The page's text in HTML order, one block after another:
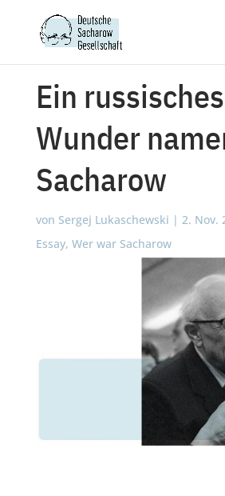
Ein rus­si­sches
Wunder
Sacharow
von Sergej Lukaschewski | 2. Nov.
Essay, Wer war Sacharow